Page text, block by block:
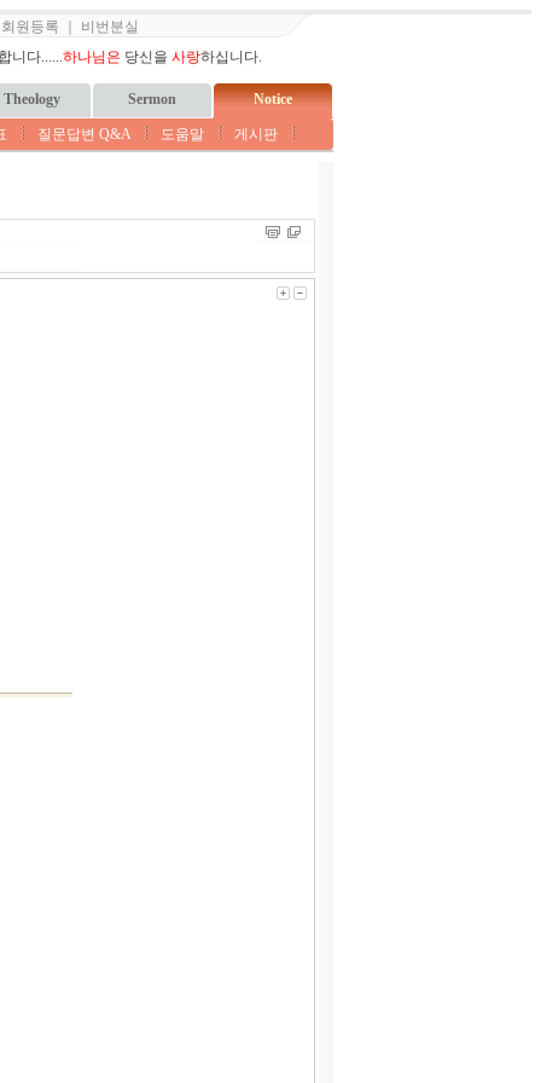
회원등록
비번분실
니다......하나님은 당신을 사랑하십니다.
Theology Sermon Notice
질문답변 Q&A 도움말 게시판